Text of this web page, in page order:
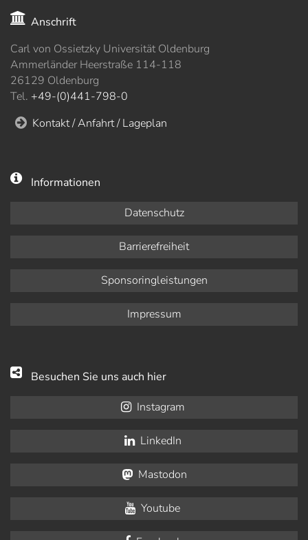
Anschrift
Carl von Ossietzky Universität Oldenburg
Ammerländer Heerstraße 114-118
26129 Oldenburg
Tel. +49-(0)441-798-0
Kontakt / Anfahrt / Lageplan
Informationen
Datenschutz
Barrierefreiheit
Sponsoringleistungen
Impressum
Besuchen Sie uns auch hier
Instagram
LinkedIn
Mastodon
Youtube